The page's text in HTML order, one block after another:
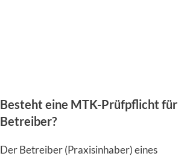
Besteht eine MTK-Prüfpflicht für
Betreiber?
Der Betreiber (Praxisinhaber) eines